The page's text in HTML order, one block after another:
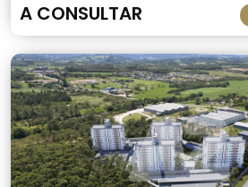
A CONSULTAR